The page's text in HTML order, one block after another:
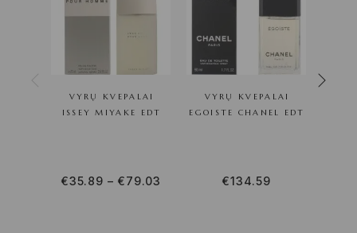
VYRŲ KVEPALAI
ISSEY MIYAKE EDT
€35.89 – €79.03
VYRŲ KVEPALAI
EGOISTE CHANEL EDT
€134.59